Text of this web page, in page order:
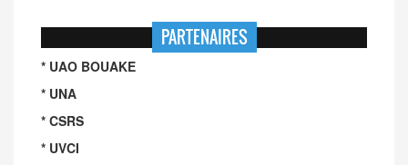
PARTENAIRES
* UAO BOUAKE
* UNA
* CSRS
* UVCI